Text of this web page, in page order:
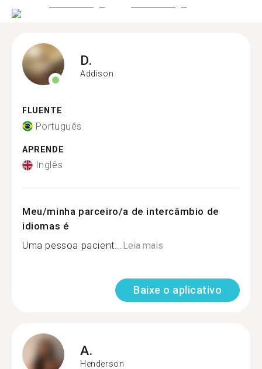
D.
Addison
FLUENTE
Português
APRENDE
Inglês
Meu/minha parceiro/a de intercâmbio de
idiomas é
Uma pessoa pacient...Leia mais
Baixe o aplicativo
A.
Henderson